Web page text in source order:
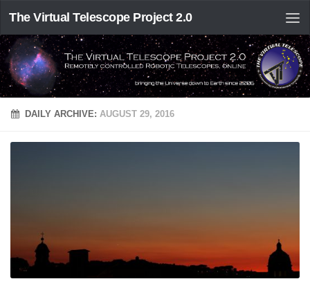
The Virtual Telescope Project 2.0
DAILY ARCHIVE: AUGUST 29, 2016